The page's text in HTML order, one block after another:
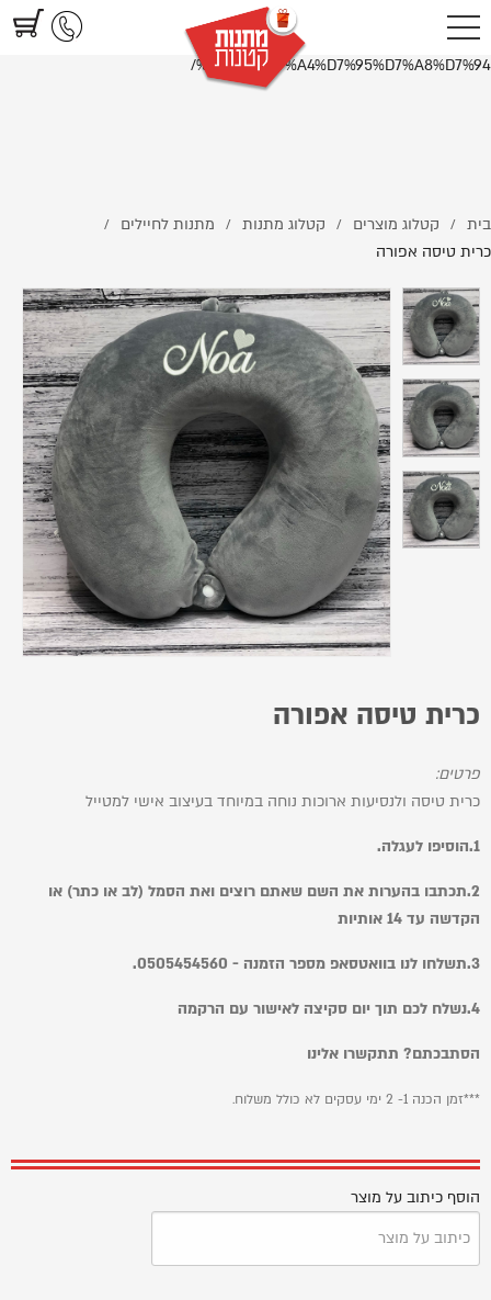
https://www.littlegifts.co.il/%D7%9B%D7%A8%D7%99%D7%AA-
%D7%98%D7%99%D7%A1%D7%94-
%D7%90%D7%A4%D7%95%D7%A8%D7%94/
בית / קטלוג מוצרים / קטלוג מתנות / מתנות לחיילים /
כרית טיסה אפורה
כרית טיסה אפורה
פרטים:
כרית טיסה ולנסיעות ארוכות נוחה במיוחד בעיצוב אישי למטייל
1.הוסיפו לעגלה.
2.תכתבו בהערות את השם שאתם רוצים ואת הסמל (לב או כתר) או
הקדשה עד 14 אותיות
3.תשלחו לנו בוואטסאפ מספר הזמנה - 0505454560.
4.נשלח לכם תוך יום סקיצה לאישור עם הרקמה
הסתבכתם? תתקשרו אלינו
***זמן הכנה 1- 2 ימי עסקים לא כולל משלוח.
הוסף כיתוב על מוצר